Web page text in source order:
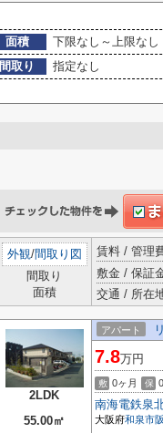
面積
下限なし～上限なし
間取り
指定なし
外観/間取り図
間取り
面積
賃料 / 管理
敷金 / 保証
交通 / 所在
2LDK
55.00㎡
アパート
7.8万円
敷 0ヶ月 保
南海電鉄泉
大阪府和泉市